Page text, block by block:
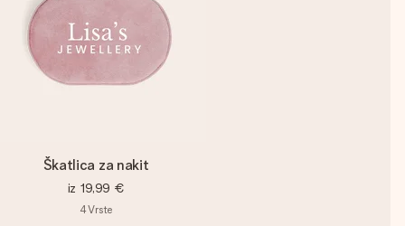
Škatlica za nakit
iz 19,99 €
4Vrste